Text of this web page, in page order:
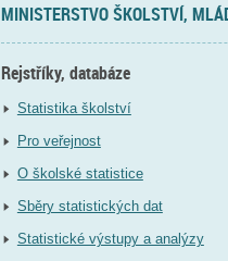
MINISTERSTVO ŠKOLSTVÍ,
Rejstříky, databáze
Statistika školství
Pro veřejnost
O školské statistice
Sběry statistických dat
Statistické výstupy a analýzy